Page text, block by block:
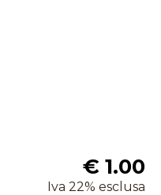
€ 1.00
Iva 22% esclusa